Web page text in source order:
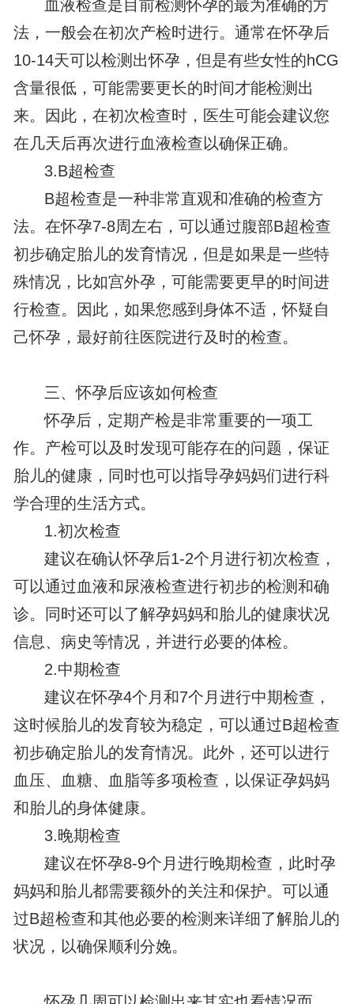
血液检查是目前检测怀孕的最为准确的方
法，一般会在初次产检时进行。通常在怀孕后
10-14天可以检测出怀孕，但是有些女性的hCG
含量很低，可能需要更长的时间才能检测出
来。因此，在初次检查时，医生可能会建议您
在几天后再次进行血液检查以确保正确。
3.B超检查
B超检查是一种非常直观和准确的检查方
法。在怀孕7-8周左右，可以通过腹部B超检查
初步确定胎儿的发育情况，但是如果是一些特
殊情况，比如宫外孕，可能需要更早的时间进
行检查。因此，如果您感到身体不适，怀疑自
己怀孕，最好前往医院进行及时的检查。
三、怀孕后应该如何检查
怀孕后，定期产检是非常重要的一项工
作。产检可以及时发现可能存在的问题，保证
胎儿的健康，同时也可以指导孕妈妈们进行科
学合理的生活方式。
1.初次检查
建议在确认怀孕后1-2个月进行初次检查，
可以通过血液和尿液检查进行初步的检测和确
诊。同时还可以了解孕妈妈和胎儿的健康状况
信息、病史等情况，并进行必要的体检。
2.中期检查
建议在怀孕4个月和7个月进行中期检查，
这时候胎儿的发育较为稳定，可以通过B超检查
初步确定胎儿的发育情况。此外，还可以进行
血压、血糖、血脂等多项检查，以保证孕妈妈
和胎儿的身体健康。
3.晚期检查
建议在怀孕8-9个月进行晚期检查，此时孕
妈妈和胎儿都需要额外的关注和保护。可以通
过B超检查和其他必要的检测来详细了解胎儿的
状况，以确保顺利分娩。